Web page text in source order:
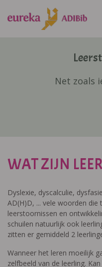
Net zoals
WAT ZIJN
Dyslexie, dyscalculie,
AD(H)D, ... vele woorden
leerstoornissen en
schuilen natuurlijk ook
zitten er gemiddeld 2
Wanneer het leren moeilijk
zelfbeeld van de leerling.